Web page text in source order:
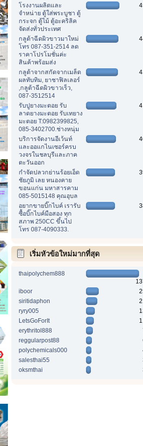
โรงงานผลิตและ
จำหน่าย ตู้ใส่พระบูชา ตู้
กระจก ตู้ไม้ ตู้อะคริลิค
จัดส่งทั่วประเทศ
กลูต้าฉีดผิวขาวมาใหม่
โทร 087-351-2514 ลด
ราคาโปรโมชั่นค่ะ
สินค้าพร้อมส่ง
กลูต้าจากสกัดจากเมล็ด
ผลทับทิม, ยาชาฟิลเลอร์
,กลูต้าฉีดผิวขาวเร็ว,
087-3512514
รับปูยางมะตอย รับ
ลาดยางมะตอย รับเทยาง
มะตอย T:0982399825,
085-3402700.ช่างหนุ่ม
บริการจัดงานอีเว้นท์
และออแกไนเซอร์ครบ
วงจรในชลบุรีและภาค
ตะวันออก
กำจัดปลวกย่านร้อยเอ็ด
ชัยภูมิ เลย หนองคาย
ขอนแก่น มหาสารคาม
085-5015148 คุณอุบล
อยากขายบิ๊กไบค์ เรารับ
ซื้อบิ๊กไบค์มือสอง ทุก
สภาพ 250CC ขึ้นไป
โทร 087-4090333.
เริ่มหัวข้อใหม่มากที่สุด
thaipolychem888
iboor
siritidaphon
ryry005
LetsGoForIt
erythritol888
reggularpost88
polychemicals000
salesthai55
oksmthai